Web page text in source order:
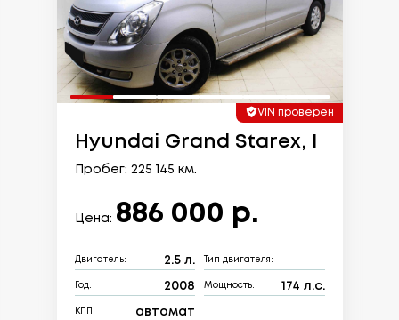
VIN проверен
Hyundai Grand Starex, I
Пробег: 225 145 км.
Цена: 886 000 р.
Двигатель: 2.5 л. Тип двигателя:
Год: 2008 Мощность: 174 л.с.
КПП: автомат